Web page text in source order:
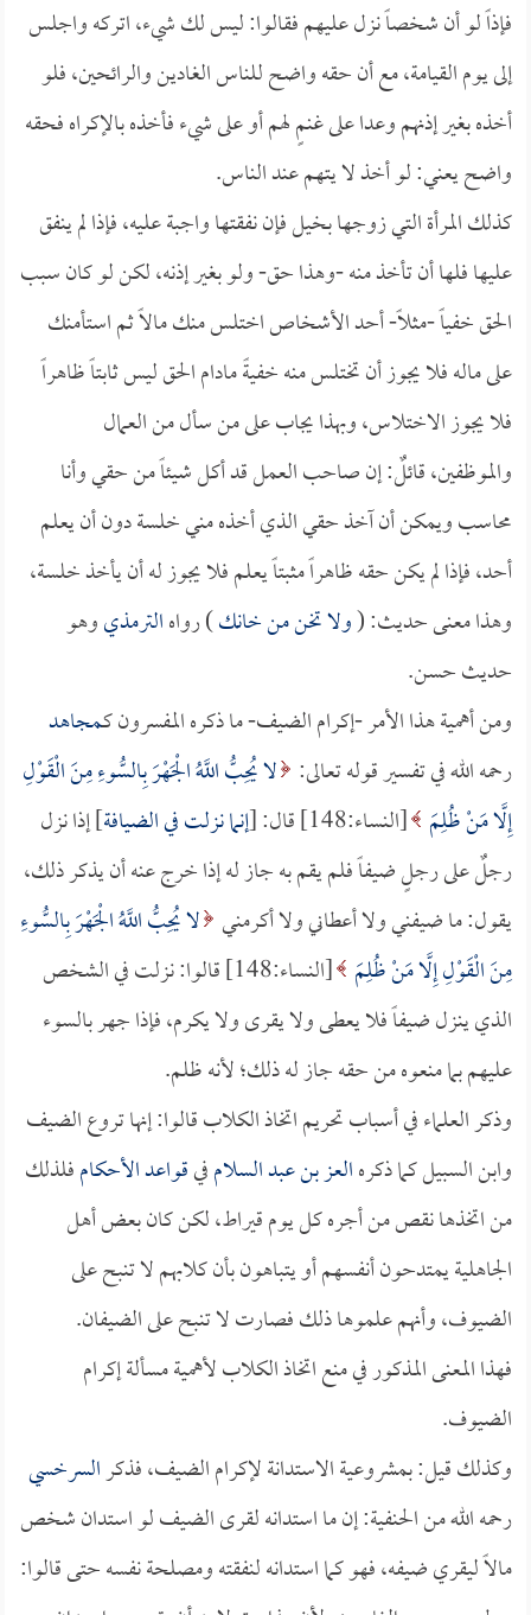
فإذاً لو أن شخصاً نزل عليهم فقالوا: ليس لك شيء، اتركه واجلس
إلى يوم القيامة، مع أن حقه واضح للناس الغادين والرائحين، فلو
أخذه بغير إذنهم وعدا على غنمٍ لهم أو على شيء فأخذه بالإكراه فحقه
واضح يعني: لو أخذ لا يتهم عند الناس.
كذلك المرأة التي زوجها بخيل فإن نفقتها واجبة عليه، فإذا لم ينفق
عليها فلها أن تأخذ منه -وهذا حق- ولو بغير إذنه، لكن لو كان سبب
الحق خفياً -مثلاً- أحد الأشخاص اختلس منك مالاً ثم استأمنك
على ماله فلا يجوز أن تختلس منه خفيةً مادام الحق ليس ثابتاً ظاهراً
فلا يجوز الاختلاس، وبهذا يجاب على من سأل من العمال
والموظفين، قائلٌ: إن صاحب العمل قد أكل شيئاً من حقي وأنا
محاسب ويمكن أن آخذ حقي الذي أخذه مني خلسة دون أن يعلم
أحد، فإذا لم يكن حقه ظاهراً مثبتاً يعلم فلا يجوز له أن يأخذ خلسة،
وهذا معنى حديث: (ولا تخن من خانك) رواهالترمذيوهو
حديث حسن.
ومن أهمية هذا الأمر -إكرام الضيف- ما ذكره المفسرون كـمجاهد
رحمه الله في تفسير قوله تعالى: لا يُحِبُّ اللَّهُ الْجَهْرَ بِالسُّوءِ مِنَ الْقَوْلِ
إِلَّا مَنْ ظُلِمَ [النساء:148] قال: [ إنما نزلت في الضيافة] إذا نزل
رجلٌ على رجلٍ ضيفاً فلم يقم به جاز له إذا خرج عنه أن يذكر ذلك،
يقول: ما ضيفني ولا أعطاني ولا أكرمني لا يُحِبُّ اللَّهُ الْجَهْرَ بِالسُّوءِ
مِنَ الْقَوْلِ إِلَّا مَنْ ظُلِمَ
[النساء:148] قالوا: نزلت في الشخص
الذي ينزل ضيفاً فلا يعطى ولا يقرى ولا يكرم، فإذا جهر بالسوء
عليهم بما منعوه من حقه جاز له ذلك؛ لأنه ظلم.
وذكر العلماء في أسباب تحريم اتخاذ الكلاب قالوا: إنها تروع الضيف
وابن السبيل كما ذكرهالعز بن عبد السلامفيقواعد الأحكامفلذلك
من اتخذها نقص من أجره كل يوم قيراط، لكن كان بعض أهل
الجاهلية يمتدحون أنفسهم أو يتباهون بأن كلابهم لا تنبح على
الضيوف، وأنهم علموها ذلك فصارت لا تنبح على الضيفان.
فهذا المعنى المذكور في منع اتخاذ الكلاب لأهمية مسألة إكرام
الضيوف.
وكذلك قيل: بمشروعية الاستدانة لإكرام الضيف، فذكرالسرخسي
رحمه الله من الحنفية: إن ما استدانه لقرى الضيف لو استدان شخص
مالاً ليقري ضيفه، فهو كما استدانه لنفقته ومصلحة نفسه حتى قالوا: